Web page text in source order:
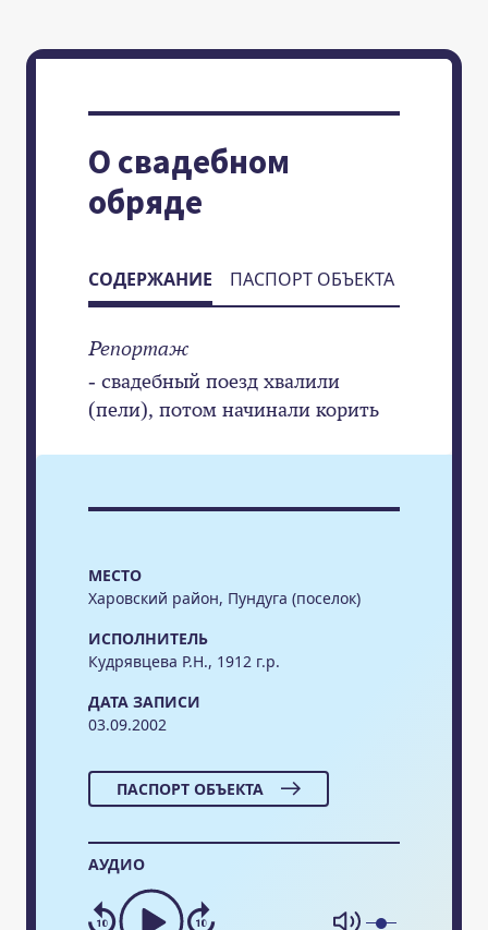
МЕСТО
Харовский район, Пундуга (поселок)
ИСПОЛНИТЕЛЬ
Кудрявцева Р.Н., 1912 г.р.
ДАТА ЗАПИСИ
03.09.2002
ПАСПОРТ ОБЪЕКТА
АУДИО
О свадебном
обряде
СОДЕРЖАНИЕ ПАСПОРТ ОБЪЕКТА
Репортаж
- свадебный поезд хвалили
(пели), потом начинали корить